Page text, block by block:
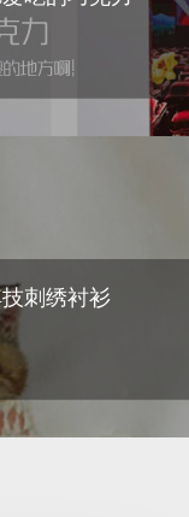
刺绣衬衫